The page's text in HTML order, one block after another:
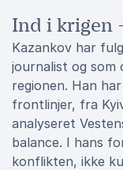
Ind i krigen
Kazankov har
journalist og som
regionen. Han
frontlinjer, fra
analyseret
balance. I hans
konflikten, ikke